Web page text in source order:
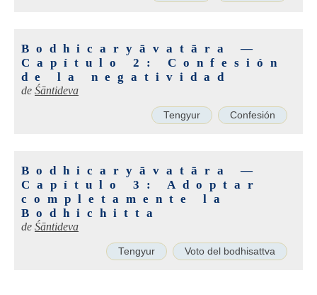
Bodhicaryāvatāra —
Capítulo 2: Confesión
de la negatividad
de Śāntideva
Tengyur Confesión
Bodhicaryāvatāra —
Capítulo 3: Adoptar
completamente la
Bodhichitta
de Śāntideva
Tengyur Voto del bodhisattva